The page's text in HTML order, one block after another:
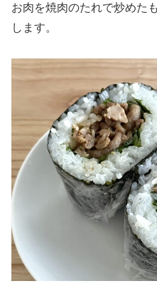
お肉を焼肉のたれで炒めた
します。